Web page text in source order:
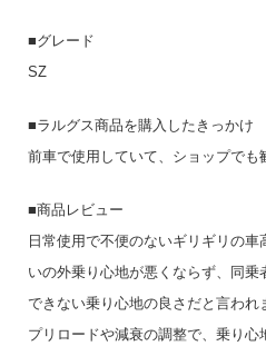
■グレード
SZ
■ラルグス商品を購入したきっかけ
前車で使用していて、ショップでも
■商品レビュー
日常使用で不便のないギリギリの
いの外乗り心地が悪くならず、同
できない乗り心地の良さだと言われ
プリロードや減衰の調整で、乗り